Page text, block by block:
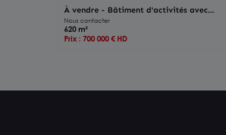
À vendre - Bâtiment d'activités avec
bureaux restructuré - 620 m2
Nous contacter
620 m²
Prix : 700 000 € HD